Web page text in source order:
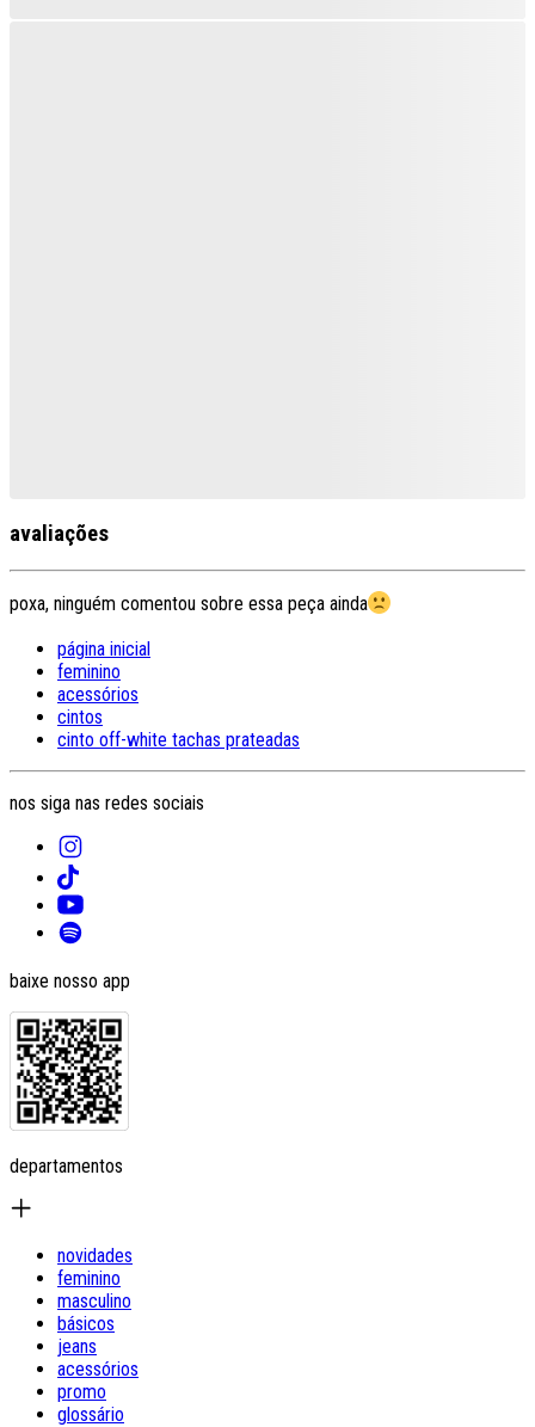
avaliações
poxa, ninguém comentou sobre essa peça ainda
página inicial
feminino
acessórios
cintos
cinto off-white tachas prateadas
nos siga nas redes sociais
baixe nosso app
departamentos
novidades
feminino
masculino
básicos
jeans
acessórios
promo
glossário